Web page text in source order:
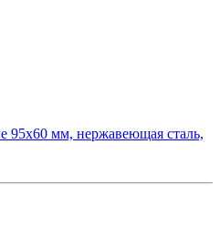
95х60 мм, нержавеющая сталь,